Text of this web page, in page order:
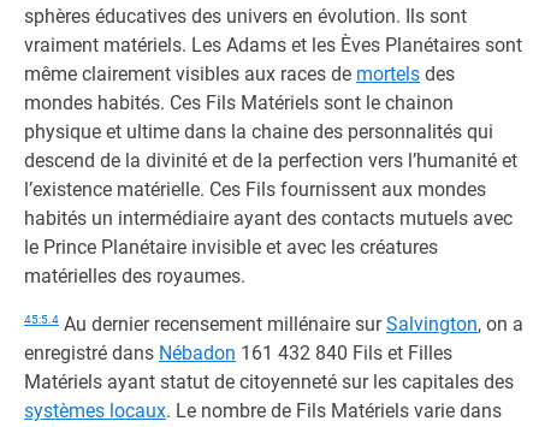
sphères éducatives des univers en évolution. Ils sont
vraiment matériels. Les Adams et les Èves Planétaires sont
même clairement visibles aux races de mortels des
mondes habités. Ces Fils Matériels sont le chainon
physique et ultime dans la chaine des personnalités qui
descend de la divinité et de la perfection vers l’humanité et
l’existence matérielle. Ces Fils fournissent aux mondes
habités un intermédiaire ayant des contacts mutuels avec
le Prince Planétaire invisible et avec les créatures
matérielles des royaumes.
45:5.4 Au dernier recensement millénaire surSalvington, on a
enregistré dans Nébadon 161 432 840 Fils et Filles
Matériels ayant statut de citoyenneté sur les capitales des
systèmes locaux. Le nombre de Fils Matériels varie dans